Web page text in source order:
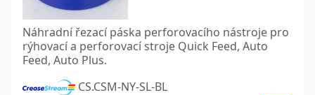
Náhradní řezací páska perforovacího nástroje pro
rýhovací a perforovací stroje Quick Feed, Auto
Feed, Auto Plus.
CS.CSM-NY-SL-BL